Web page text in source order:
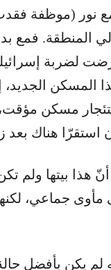
نور (موظفة
المنطقة. فمع
لضربة
المسكن الجديد،
مسكن مؤقت،
استقرّا هناك بعد
هذا بيتها ولم
جماعي، لكنها
يكن بأفضل